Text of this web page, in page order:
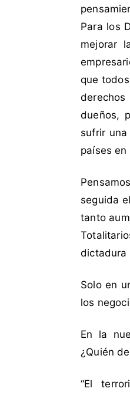
,
D
c
i
n
e
e
p
r
e
s
r
o
s
N
u
v
Para los
mejorar
que
dueños,
sufrir una
países
seguida
tanto
dictadura
Solo en
los
En la
¿Quién
“El